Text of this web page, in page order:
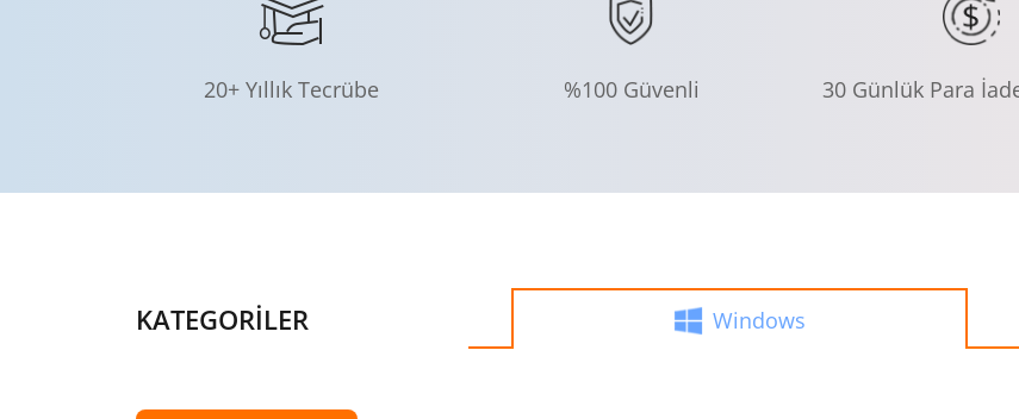
20+ Yıllık Tecrübe %100 Güvenli 30 Günlük Para
KATEGORİLER Windows